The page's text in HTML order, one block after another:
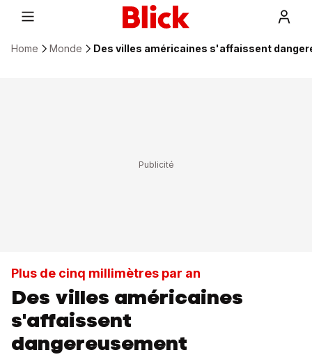
Home Monde Des villes américaines s'affaissent
Plus de cinq millimètres par an
Des villes américaines
s'affaissent
dangereusement